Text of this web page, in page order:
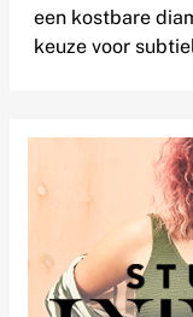
een kostbare
keuze voor